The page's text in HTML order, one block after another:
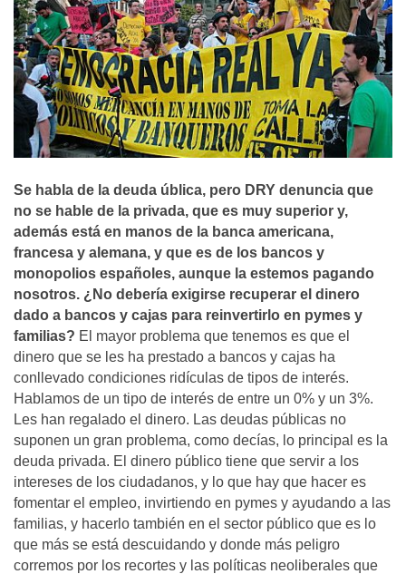
Se habla de la deuda ública, pero DRY denuncia que
no se hable de la privada, que es muy superior y,
además está en manos de la banca americana,
francesa y alemana, y que es de los bancos y
monopolios españoles, aunque la estemos pagando
nosotros. ¿No deberí­a exigirse recuperar el dinero
dado a bancos y cajas para reinvertirlo en pymes y
familias? El mayor problema que tenemos es que el
dinero que se les ha prestado a bancos y cajas ha
conllevado condiciones ridí­culas de tipos de interés.
Hablamos de un tipo de interés de entre un 0% y un 3%.
Les han regalado el dinero. Las deudas públicas no
suponen un gran problema, como decí­as, lo principal es la
deuda privada. El dinero público tiene que servir a los
intereses de los ciudadanos, y lo que hay que hacer es
fomentar el empleo, invirtiendo en pymes y ayudando a las
familias, y hacerlo también en el sector público que es lo
que más se está descuidando y donde más peligro
corremos por los recortes y las polí­ticas neoliberales que